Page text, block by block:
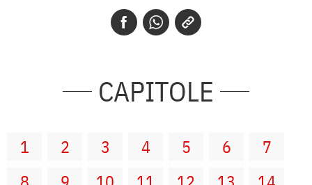
CAPITOLE
1 2 3 4 5 6
7